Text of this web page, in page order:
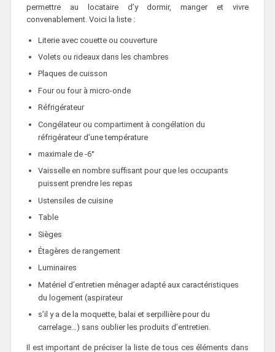
permettre au locataire d’y dormir, manger et vivre
convenablement. Voici la liste :
Literie avec couette ou couverture
Volets ou rideaux dans les chambres
Plaques de cuisson
Four ou four à micro-onde
Réfrigérateur
Congélateur ou compartiment à congélation du
réfrigérateur d’une température
maximale de -6°
Vaisselle en nombre suffisant pour que les occupants
puissent prendre les repas
Ustensiles de cuisine
Table
Sièges
Étagères de rangement
Luminaires
Matériel d’entretien ménager adapté aux caractéristiques
du logement (aspirateur
s’il y a de la moquette, balai et serpillière pour du
carrelage…) sans oublier les produits d’entretien.
Il est important de préciser la liste de tous ces éléments dans